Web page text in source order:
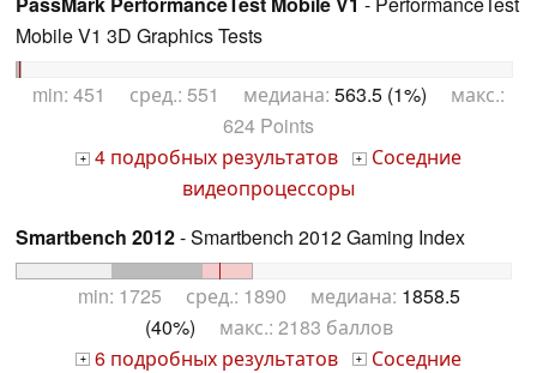
Mobile V1 3D Graphics Tests
min: 451 сред.: 551 медиана: 563.5 (1%) макс.:
624 Points
+ 4 подробных результатов + Соседние
видеопроцессоры
Smartbench 2012- Smartbench 2012 Gaming Index
min: 1725 сред.: 1890 медиана: 1858.5
(40%) макс.: 2183 баллов
+ 6 подробных результатов + Соседние